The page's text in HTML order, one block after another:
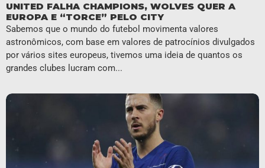
UNITED FALHA CHAMPIONS, WOLVES QUER A
EUROPA E “TORCE” PELO CITY
Sabemos que o mundo do futebol movimenta valores
astronômicos, com base em valores de patrocínios divulgados
por vários sites europeus, tivemos uma ideia de quantos os
grandes clubes lucram com...